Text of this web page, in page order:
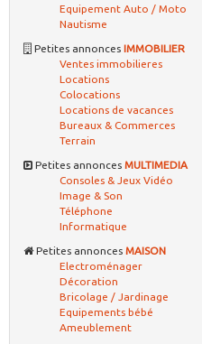
Equipement Auto / Moto
Nautisme
Petites annonces IMMOBILIER
Ventes immobilieres
Locations
Colocations
Locations de vacances
Bureaux & Commerces
Terrain
Petites annonces MULTIMEDIA
Consoles & Jeux Vidéo
Image & Son
Téléphone
Informatique
Petites annonces MAISON
Electroménager
Décoration
Bricolage / Jardinage
Equipements bébé
Ameublement